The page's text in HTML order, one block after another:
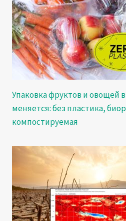
Упаковка фруктов и овощей
меняется: без пластика,
компостируемая